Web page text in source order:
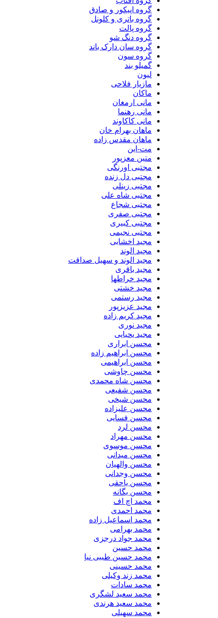
گروه اپیکور و صادق
گروه باتری و کلونل
گروه پالت
گروه دنگ شو
گروه سان دارک باند
گروه سون
گمیلو بند
لیون
مازیار فلاحی
ماکان
مانی ارمغان
مانی رهنما
مانی کاکاوند
ماهان بهرام خان
ماهان مقدس زاده
مت-این
متین معزپور
مجتبی اورنگی
مجتبی دل زنده
مجتبی زینلی
مجتبی شاه علی
مجتبی شجاع
مجتبی صفری
مجتبی کبیری
مجتبی نجیمی
مجید اخشابی
مجید الوند‎
مجید الوند و سهیل صداقت
مجید باقری
مجید خراطها
مجید خشتی
مجید رستمی
مجید عزیزپور
مجید کریم زاده
مجید نوری
مجید یحیایی
محسن ابراری
محسن ابراهیم زاده
محسن ابراهیمی
محسن چاوشی
محسن شاه محمدی
محسن شفیعی
محسن شیخی
محسن علیزاده
محسن فسایی
محسن لرد
محسن مهراد
محسن موسوی
محسن میدانی
محسن والهیان
محسن وجدانی
محسن یاحقی
محسن یگانه
محمد اچ اف
محمد احمدی
محمد اسماعیل زاده
محمد بهرامی
محمد جواد درجزی
محمد حسین
محمد حسین طیبی نیا
محمد حسینی
محمد زند وکیلی
محمد سادات
محمد سعید لشگری
محمد سعید هرندی
محمد سهیلی